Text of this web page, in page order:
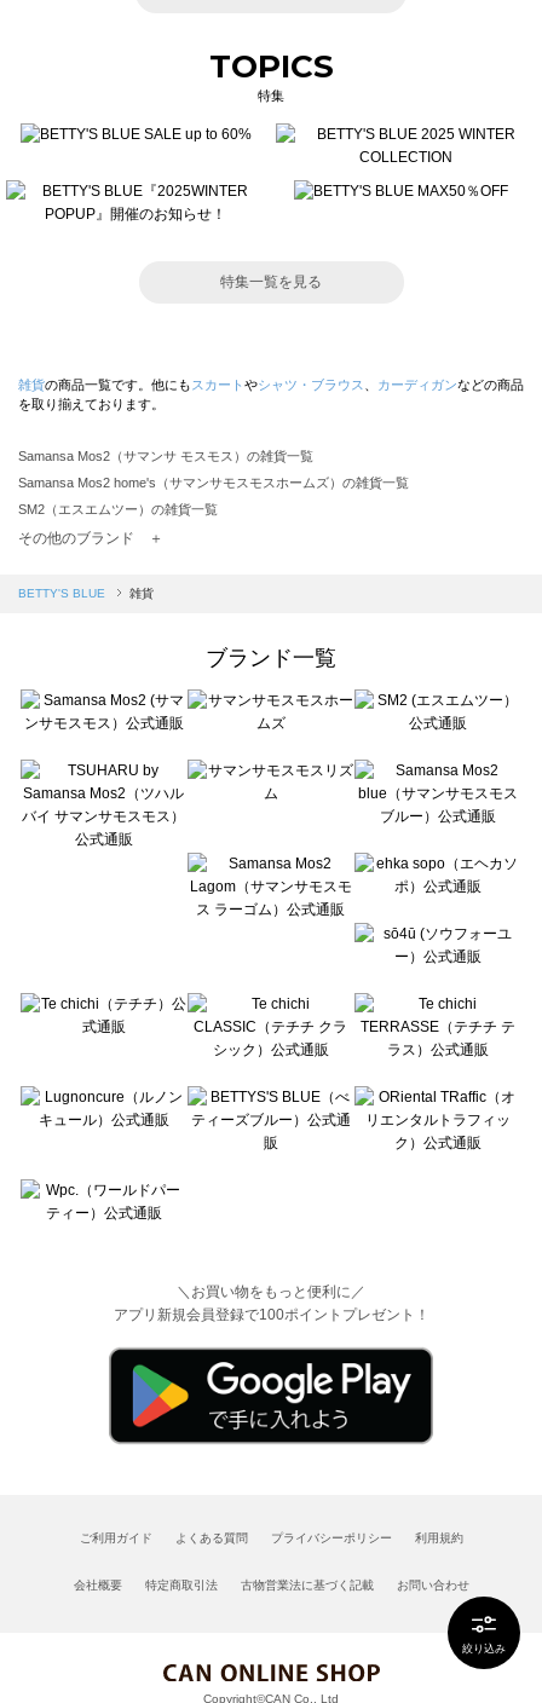
絞り込み
TOPICS
特集
特集一覧を見る
雑貨の商品一覧です。他にも スカート やシャツ・ブラウス カーディガンなどの商品
を取り揃えております。
Samansa Mos2（サマンサ モスモス）の雑貨一覧
Samansa Mos2 home's（サマンサモスモスホームズ）の雑貨一覧
SM2（エスエムツー）の雑貨一覧
TSUHARU by Samansa Mos2（ツハルバイサマンサモスモス）の雑貨一覧
Samansa Mos2 blue（サマンサモスモス ブルー）の雑貨一覧
sō4ū（ソウフォーユー）の雑貨一覧
Te chichi（テチチ）の雑貨一覧
Te chichi CLASSIC（テチチ クラシック）の雑貨一覧
Lugnoncure（ルノンキュール）の雑貨一覧
BETTY'S BLUE（べティーズブルー）の雑貨一覧
Wpc.（ワールドパーティー）の雑貨一覧
その他のブランド ＋
BETTY'S BLUE 雑貨
ブランド一覧
＼お買い物をもっと便利に／
アプリ新規会員登録で100ポイントプレゼント！
ご利用ガイド よくある質問 プライバシーポリシー 利用規約
会社概要 特定商取引法 古物営業法に基づく記載 お問い合わせ
Copyright©CAN Co., Ltd